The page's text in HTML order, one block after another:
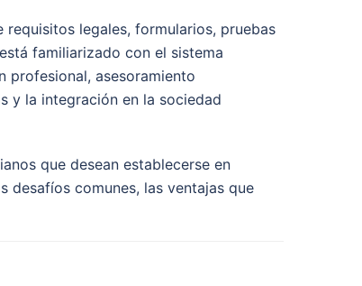
legales, formularios, pruebas
familiarizado con el sistema
profesional, asesoramiento
y la integración en la sociedad
que desean establecerse en
desafíos comunes, las ventajas que